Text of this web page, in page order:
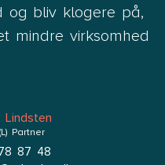
og bliv klogere på,
mindre virksomhed
Lindsten
Partner
87 48